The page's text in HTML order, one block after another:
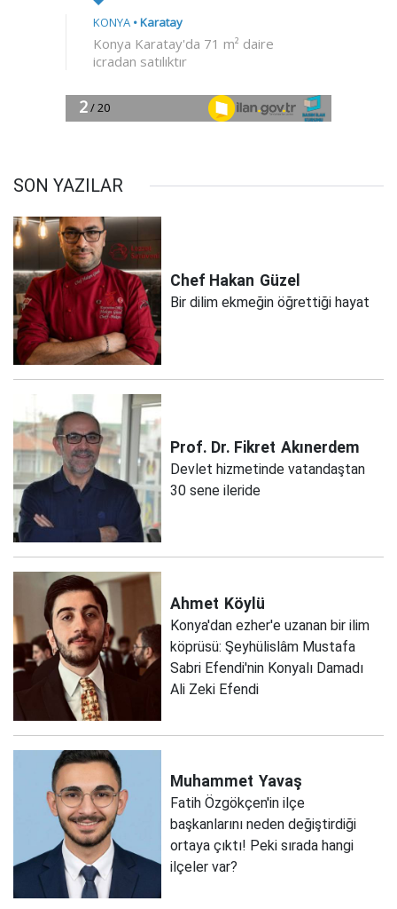
SON YAZILAR
Chef Hakan Güzel
Bir dilim ekmeğin öğrettiği hayat
Prof. Dr. Fikret Akınerdem
Devlet hizmetinde vatandaştan
30 sene ileride
Ahmet Köylü
Konya'dan ezher'e uzanan bir ilim
köprüsü: Şeyhülislâm Mustafa
Sabri Efendi'nin Konyalı Damadı
Ali Zeki Efendi
Muhammet Yavaş
Fatih Özgökçen'in ilçe
başkanlarını neden değiştirdiği
ortaya çıktı! Peki sırada hangi
ilçeler var?